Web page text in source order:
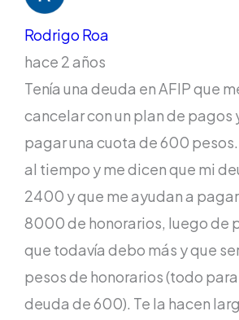
Rodrigo Roa
hace 2 años
Tenía una deuda en AFIP que
cancelar con un plan de pagos
pagar una cuota de 600
al tiempo y me dicen que mi
2400 y que me ayudan a
8000 de honorarios, luego de
que todavía debo más y que
pesos de honorarios (todo
deuda de 600). Te la hacen